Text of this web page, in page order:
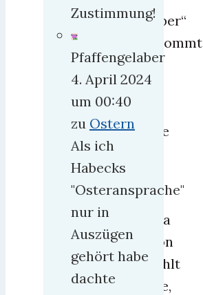
„Weber“
mitkommt
–
zu
sagte
sie
Linda
schon
erzählt
hätte,
Zustimmung!
Pfaffengelaber
4. April 2024
um 00:40
zu Ostern
Als ich
Habecks
"Osteransprache"
nur in
Auszügen
gehört habe
dachte